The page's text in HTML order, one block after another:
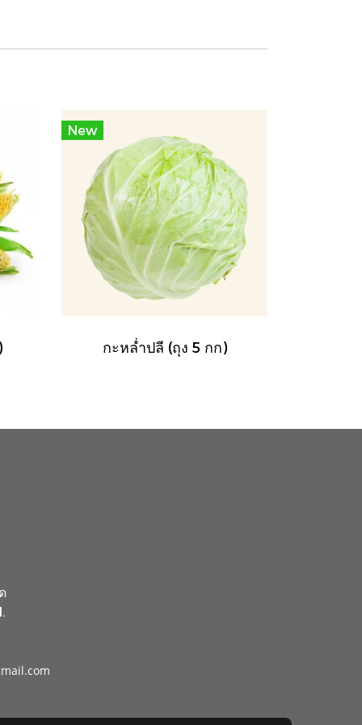
New
กะหล่ำปลี (ถุง 5 กก)